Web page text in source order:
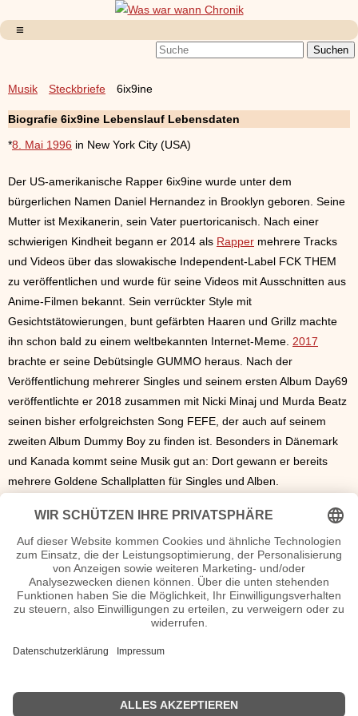
Musik Steckbriefe 6ix9ine
Biografie 6ix9ine Lebenslauf Lebensdaten
*8. Mai 1996 in New York City (USA)
Der US-amerikanische Rapper 6ix9ine wurde unter dem
bürgerlichen Namen Daniel Hernandez in Brooklyn geboren. Seine
Mutter ist Mexikanerin, sein Vater puertoricanisch. Nach einer
schwierigen Kindheit begann er 2014 als Rapper mehrere Tracks
und Videos über das slowakische Independent-Label FCK THEM
zu veröffentlichen und wurde für seine Videos mit Ausschnitten aus
Anime-Filmen bekannt. Sein verrückter Style mit
Gesichtstätowierungen, bunt gefärbten Haaren und Grillz machte
ihn schon bald zu einem weltbekannten Internet-Meme. 2017
brachte er seine Debütsingle GUMMO heraus. Nach der
Veröffentlichung mehrerer Singles und seinem ersten Album Day69
veröffentlichte er 2018 zusammen mit Nicki Minaj und Murda Beatz
seinen bisher erfolgreichsten Song FEFE, der auch auf seinem
zweiten Album Dummy Boy zu finden ist. Besonders in Dänemark
und Kanada kommt seine Musik gut an: Dort gewann er bereits
mehrere Goldene Schallplatten für Singles und Alben.
6ix9ine privat
Der Musiker hat zwei Kinder mit zwei verschiedenen Frauen und
wurde in den USA bereits für verschiedene Delikte von häuslicher
Gewalt über Waffenbesitz bis hin zu einem Raubüberfall zu
mehreren Jahren Haft verurteil
n.n.v. - Die offizielle 6ix9ine Homepage
Movies 6ix9ine Filme
n.n.v.